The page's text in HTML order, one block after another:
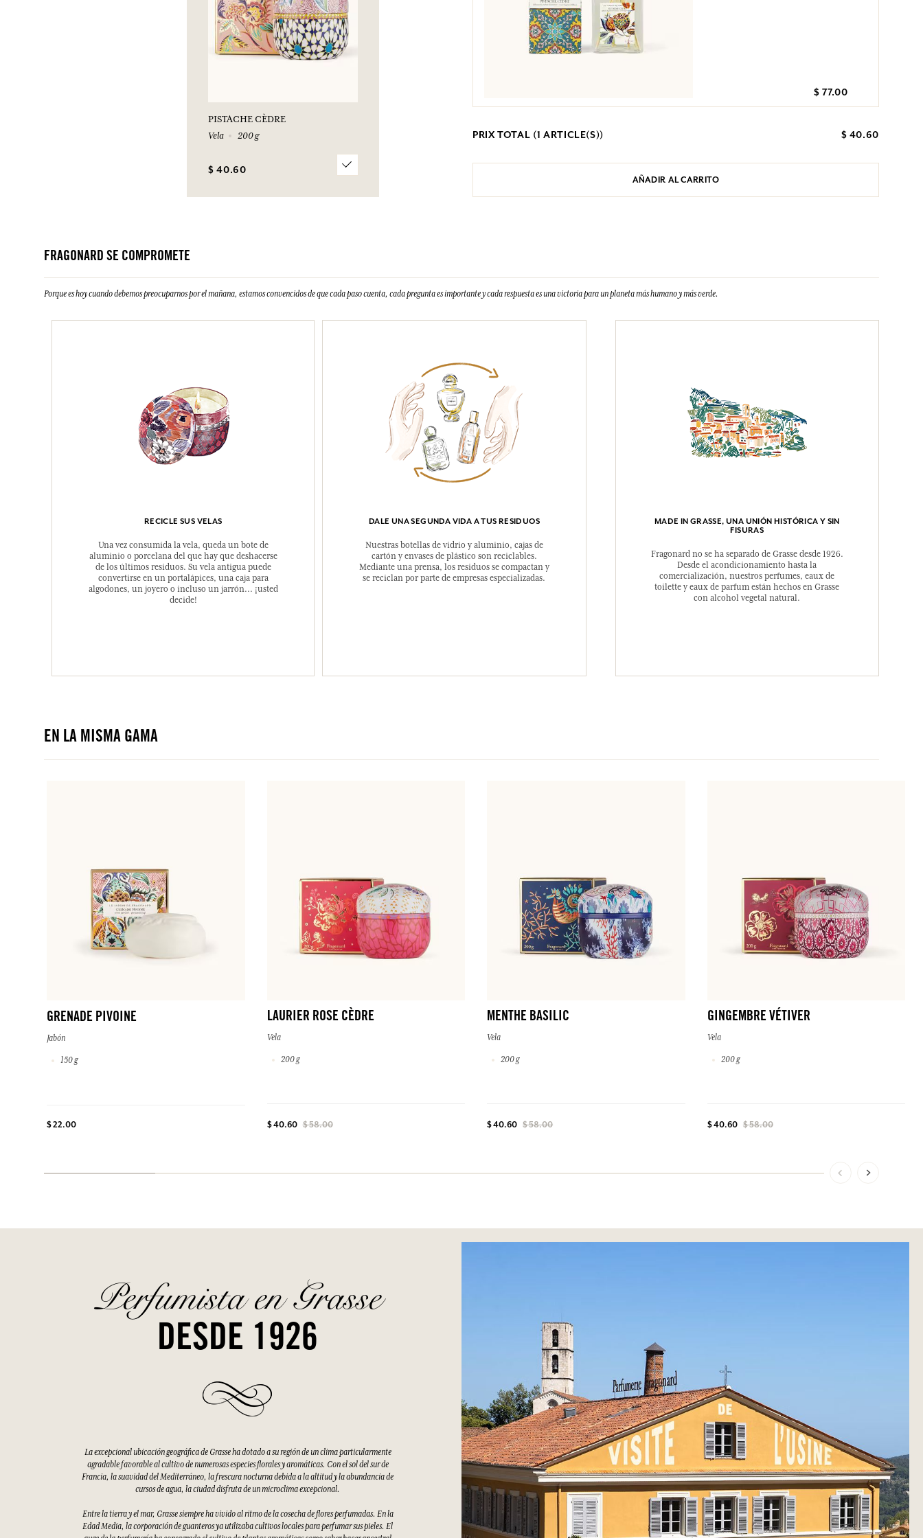
PISTACHE CÈDRE
Vela
200 g
$ 40.60
$ 77.00
PRIX TOTAL (1 ARTICLE(S)) $ 40.60
AÑADIR AL CARRITO
FRAGONARD SE COMPROMETE
Porque es hoy cuando debemos preocuparnos por el mañana, estamos convencidos de que cada paso cuenta, cada pregunta es importante y cada respuesta es una victoria para un planeta más humano y más verde.
RECICLE SUS VELAS
Una vez consumida la vela, queda un bote de
aluminio o porcelana del que hay que deshacerse
de los últimos residuos. Su vela antigua puede
convertirse en un portalápices, una caja para
algodones, un joyero o incluso un jarrón... ¡usted
decide!
DALE UNA SEGUNDA VIDA A TUS RESIDUOS
Nuestras botellas de vidrio y aluminio, cajas de
cartón y envases de plástico son reciclables.
Mediante una prensa, los residuos se compactan y
se reciclan por parte de empresas especializadas.
MADE IN GRASSE, UNA UNIÓN HISTÓRICA Y SIN
FISURAS
Fragonard no se ha separado de Grasse desde 1926.
Desde el acondicionamiento hasta la
comercialización, nuestros perfumes, eaux de
toilette y eaux de parfum están hechos en Grasse
con alcohol vegetal natural.
EN LA MISMA GAMA
GRENADE PIVOINE
Jabón
150 g
$ 22.00
LAURIER ROSE CÈDRE
Vela
200 g
$ 40.60 $ 58.00
MENTHE BASILIC
Vela
200 g
$ 40.60 $ 58.00
GINGEMBRE VÉTIVER
Vela
200 g
$ 40.60 $ 58.00
Perfumista en Grasse
DESDE 1926
La excepcional ubicación geográfica de Grasse ha dotado a su región de un clima particularmente
agradable favorable al cultivo de numerosas especies florales y aromáticas. Con el sol del sur de
Francia, la suavidad del Mediterráneo, la frescura nocturna debida a la altitud y la abundancia de
cursos de agua, la ciudad disfruta de un microclima excepcional.
Entre la tierra y el mar, Grasse siempre ha vivido al ritmo de la cosecha de flores perfumadas. En la
Edad Media, la corporación de guanteros ya utilizaba cultivos locales para perfumar sus pieles. El